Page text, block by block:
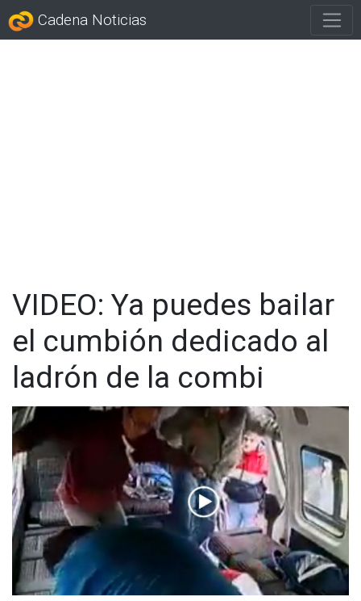
Cadena Noticias
VIDEO: Ya puedes bailar
el cumbión dedicado al
ladrón de la combi